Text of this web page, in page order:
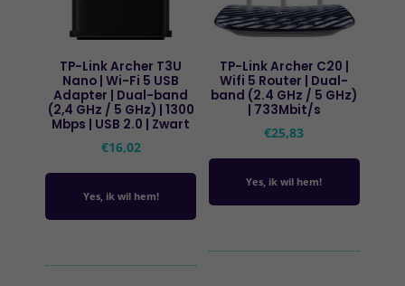
TP-Link Archer T3U
Nano | Wi-Fi 5 USB
Adapter | Dual-band
(2,4 GHz / 5 GHz) | 1300
Mbps | USB 2.0 | Zwart
€16,02
Yes, ik wil hem!
TP-Link Archer C20 |
Wifi 5 Router | Dual-
band (2.4 GHz / 5 GHz)
| 733Mbit/s
€25,83
Yes, ik wil hem!